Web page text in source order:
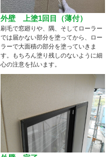
外壁 上塗1回目（薄付）
刷毛で窓廻りや、隅、そしてローラー
では届かない部分を塗ってから、ロー
ラーで大面積の部分を塗っていきま
す。もちろん塗り残しのないように細
心の注意を払います。